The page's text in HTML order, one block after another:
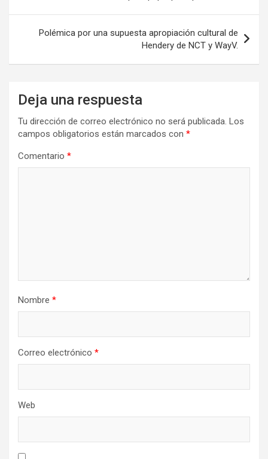
entradas
Polémica por una supuesta apropiación cultural de
Hendery de NCT y WayV.
Deja una respuesta
Tu dirección de correo electrónico no será publicada. Los
campos obligatorios están marcados con *
Comentario *
Nombre *
Correo electrónico *
Web